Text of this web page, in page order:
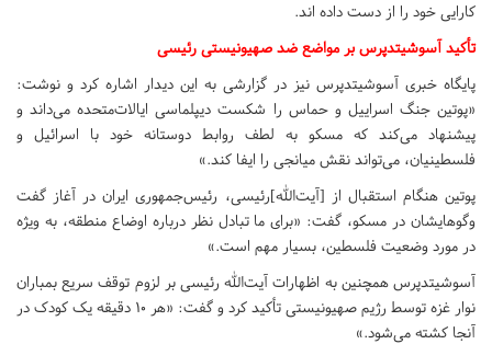
کارایی خود را از دست داده اند.
تأکید آسوشیتدپرس بر مواضع ضد صهیونیستی رئیسی
پایگاه خبری آسوشیتدپرس نیز در گزارشی به این دیدار اشاره کرد و نوشت:
«پوتین جنگ اسراییل و حماس را شکست دیپلماسی ایالات‌متحده می‌داند و
پیشنهاد می‌کند که مسکو به لطف روابط دوستانه خود با اسرائیل و
فلسطینیان، می‌تواند نقش میانجی را ایفا کند.»
پوتین هنگام استقبال از [آیت‌الله]رئیسی، رئیس‌جمهوری ایران در آغاز گفت
وگوهایشان در مسکو، گفت: «برای ما تبادل نظر درباره اوضاع منطقه، به ویژه
در مورد وضعیت فلسطین، بسیار مهم است.»
آسوشیتدپرس همچنین به اظهارات آیت‌الله رئیسی بر لزوم توقف سریع بمباران
نوار غزه توسط رژیم صهیونیستی تأکید کرد و گفت: «هر ۱۰ دقیقه یک کودک در
آنجا کشته می‌شود.»